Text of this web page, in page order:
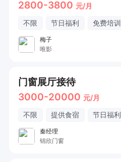
2800-3800 元/月
不限 节日福利 免费培训
梅子
唯影
门窗展厅接待
3000-20000 元/月
不限 提供食宿 节日福利
秦经理
锦欣门窗